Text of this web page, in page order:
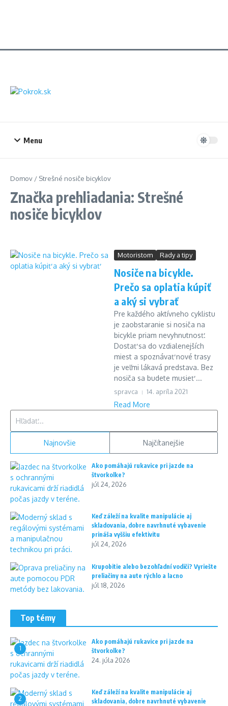
Menu
Domov / Strešné nosiče bicyklov
Značka prehliadania: Strešné
nosiče bicyklov
Motoristom Rady a tipy
Nosiče na bicykle.
Prečo sa oplatia kúpiť
a aký si vybrať
Pre každého aktívneho cyklistu
je zaobstaranie si nosiča na
bicykle priam nevyhnutnosť.
Dostať sa do vzdialenejších
miest a spoznávať nové trasy
je veľmi lákavá predstava. Bez
nosiča sa budete musieť ...
spravca 14. apríla 2021
Read More
Najnovšie Najčítanejšie
Ako pomáhajú rukavice pri jazde na
štvorkolke?
júl 24, 2026
Keď záleží na kvalite manipulácie aj
skladovania, dobre navrhnuté vybavenie
prináša vyššiu efektivitu
júl 24, 2026
Krupobitie alebo bezohľadní vodiči? Vyriešte
preliačiny na aute rýchlo a lacno
júl 18, 2026
Top témy
1
Ako pomáhajú rukavice pri jazde na
štvorkolke?
24. júla 2026
2
Keď záleží na kvalite manipulácie aj
skladovania, dobre navrhnuté vybavenie